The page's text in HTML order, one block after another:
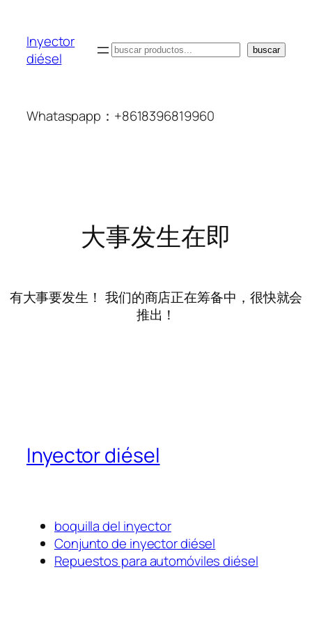
Inyector
diésel
搜
buscar
Whataspapp：+8618396819960
大事发生在即
有大事要发生！ 我们的商店正在筹备中，很快就会
推出！
Inyector diésel
boquilla del inyector
Conjunto de inyector diésel
Repuestos para automóviles diésel